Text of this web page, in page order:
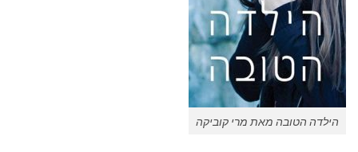
הילדה הטובה מאת מרי קוביקה